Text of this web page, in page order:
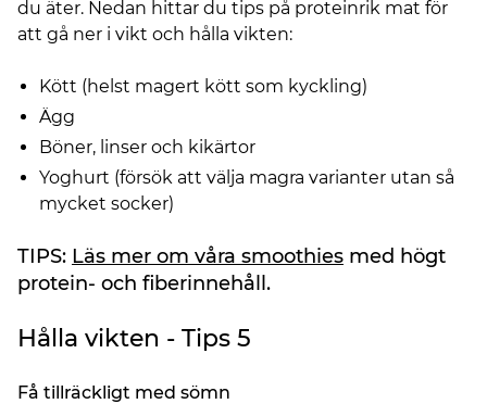
du äter. Nedan hittar du tips på proteinrik mat för
att gå ner i vikt och hålla vikten:
Kött (helst magert kött som kyckling)
Ägg
Böner, linser och kikärtor
Yoghurt (försök att välja magra varianter utan så
mycket socker)
TIPS: Läs mer om våra smoothies med högt
protein- och fiberinnehåll.
Hålla vikten - Tips 5
Få tillräckligt med sömn